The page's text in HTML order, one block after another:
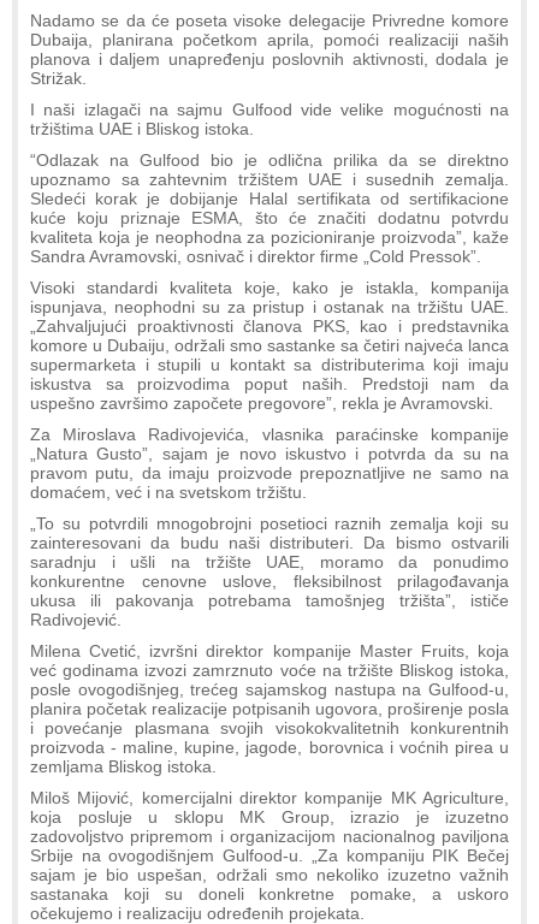
Nadamo se da će poseta visoke delegacije Privredne komore
Dubaija, planirana početkom aprila, pomoći realizaciji naših
planova i daljem unapređenju poslovnih aktivnosti, dodala je
Strižak.
I naši izlagači na sajmu Gulfood vide velike mogućnosti na
tržištima UAE i Bliskog istoka.
“Odlazak na Gulfood bio je odlična prilika da se direktno
upoznamo sa zahtevnim tržištem UAE i susednih zemalja.
Sledeći korak je dobijanje Halal sertifikata od sertifikacione
kuće koju priznaje ESMA, što će značiti dodatnu potvrdu
kvaliteta koja je neophodna za pozicioniranje proizvoda”, kaže
Sandra Avramovski, osnivač i direktor firme „Cold Pressok”.
Visoki standardi kvaliteta koje, kako je istakla, kompanija
ispunjava, neophodni su za pristup i ostanak na tržištu UAE.
„Zahvaljujući proaktivnosti članova PKS, kao i predstavnika
komore u Dubaiju, održali smo sastanke sa četiri najveća lanca
supermarketa i stupili u kontakt sa distributerima koji imaju
iskustva sa proizvodima poput naših. Predstoji nam da
uspešno završimo započete pregovore”, rekla je Avramovski.
Za Miroslava Radivojevića, vlasnika paraćinske kompanije
„Natura Gusto”, sajam je novo iskustvo i potvrda da su na
pravom putu, da imaju proizvode prepoznatljive ne samo na
domaćem, već i na svetskom tržištu.
„To su potvrdili mnogobrojni posetioci raznih zemalja koji su
zainteresovani da budu naši distributeri. Da bismo ostvarili
saradnju i ušli na tržište UAE, moramo da ponudimo
konkurentne cenovne uslove, fleksibilnost prilagođavanja
ukusa ili pakovanja potrebama tamošnjeg tržišta”, ističe
Radivojević.
Milena Cvetić, izvršni direktor kompanije Master Fruits, koja
već godinama izvozi zamrznuto voće na tržište Bliskog istoka,
posle ovogodišnjeg, trećeg sajamskog nastupa na Gulfood-u,
planira početak realizacije potpisanih ugovora, proširenje posla
i povećanje plasmana svojih visokokvalitetnih konkurentnih
proizvoda - maline, kupine, jagode, borovnica i voćnih pirea u
zemljama Bliskog istoka.
Miloš Mijović, komercijalni direktor kompanije MK Agriculture,
koja posluje u sklopu MK Group, izrazio je izuzetno
zadovoljstvo pripremom i organizacijom nacionalnog paviljona
Srbije na ovogodišnjem Gulfood-u. „Za kompaniju PIK Bečej
sajam je bio uspešan, održali smo nekoliko izuzetno važnih
sastanaka koji su doneli konkretne pomake, a uskoro
očekujemo i realizaciju određenih projekata.